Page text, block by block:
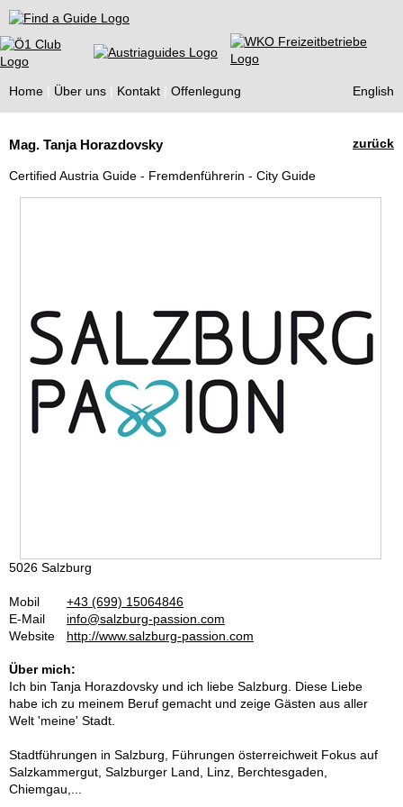
Find a Guide
Home Über uns Kontakt Offenlegung English
Guides
zurück
Mag. Tanja Horazdovsky
Certified Austria Guide - Fremdenführerin - City Guide
5026 Salzburg
Mobil
+43 (699) 15064846
E-Mail
info@salzburg-passion.com
Website
http://www.salzburg-passion.com
Über mich:
Ich bin Tanja Horazdovsky und ich liebe Salzburg. Diese Liebe
habe ich zu meinem Beruf gemacht und zeige Gästen aus aller
Welt 'meine' Stadt.
Stadtführungen in Salzburg, Führungen österreichweit Fokus auf
Salzkammergut, Salzburger Land, Linz, Berchtesgaden,
Chiemgau,...